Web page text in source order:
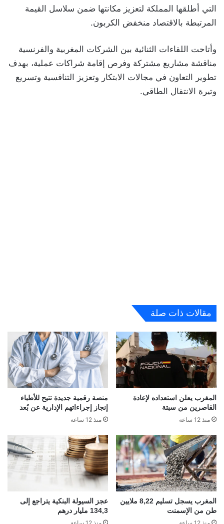
التي أطلقها المملكة لتعزيز مكانتها ضمن سلاسل القيمة
المرتبطة بالاقتصاد منخفض الكربون.
وأتاحت اللقاءات الثنائية بين الشركات المغربية والفرنسية
مناقشة مشاريع مشتركة وفرص إقامة شراكات عملية، بهدف
تطوير التعاون في مجالات الابتكار وتعزيز التنافسية وتسريع
وتيرة الانتقال الطاقي.
مقالات ذات صلة
المغرب يعلن استعداده لإعادة
القاصرين من سبتة
منذ 12 ساعة
منصة رقمية جديدة تتيح للأطباء
إنجاز إجراءاتهم الإدارية عن بُعد
منذ 12 ساعة
المغرب يسجل تسليم 8,22 ملايين
طن من الإسمنت
عجز السيولة البنكية يتراجع إلى
134,3 مليار درهم